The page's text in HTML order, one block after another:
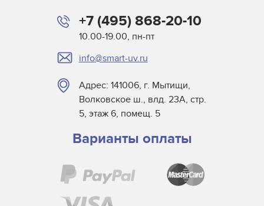
+7 (495) 868-20-10
10.00-19.00, пн-пт
info@smart-uv.ru
Адрес: 141006, г. Мытищи,
Волковское ш., влд. 23А, стр.
5, этаж 6, помещ. 5
Варианты оплаты